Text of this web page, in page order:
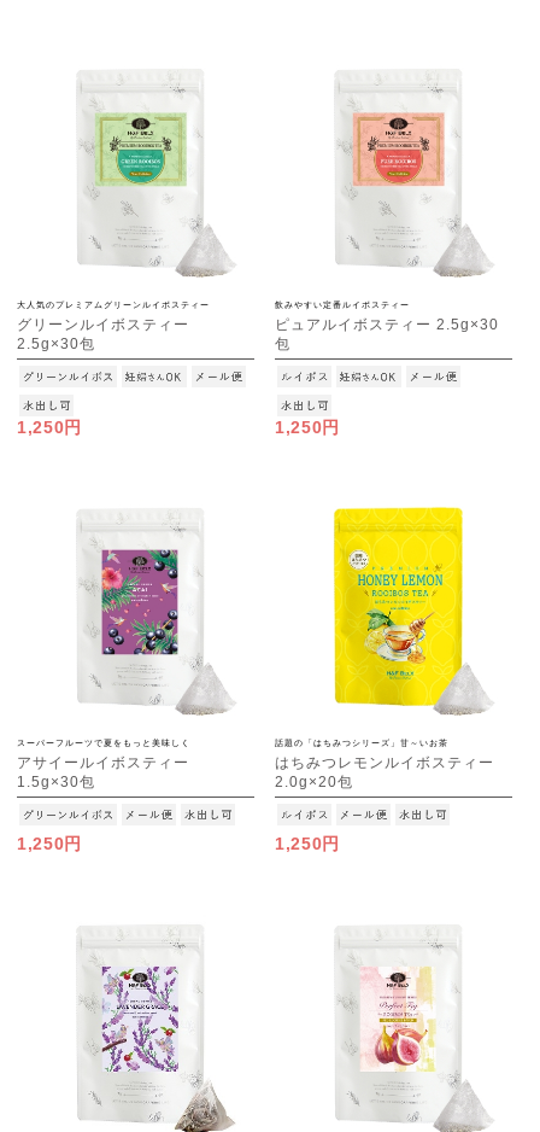
大人気のプレミアムグリーンルイボスティー
グリーンルイボスティー
2.5g×30包
[M便 1/3]
1,250円
飲みやすい定番ルイボスティー
ピュアルイボスティー 2.5g×30
包
[M便 1/3]
1,250円
スーパーフルーツで夏をもっと美味しく
アサイールイボスティー
1.5g×30包
[M便 1/3]
1,250円
話題の「はちみつシリーズ」甘～いお茶
はちみつレモンルイボスティー
2.0g×20包
[M便 1/3]
1,250円